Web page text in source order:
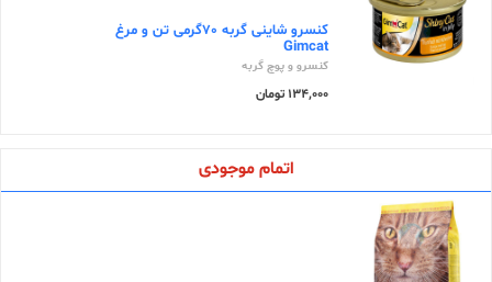
کنسرو شاینی گربه 70گرمی تن و مرغ
Gimcat
کنسرو و پوچ گربه
134,000 تومان
اتمام موجودی